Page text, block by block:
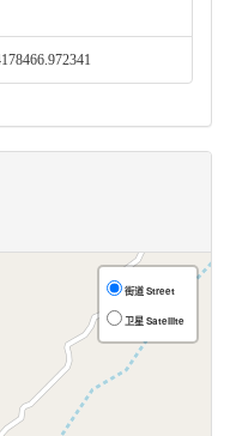
街道 Street
卫星 Satellite